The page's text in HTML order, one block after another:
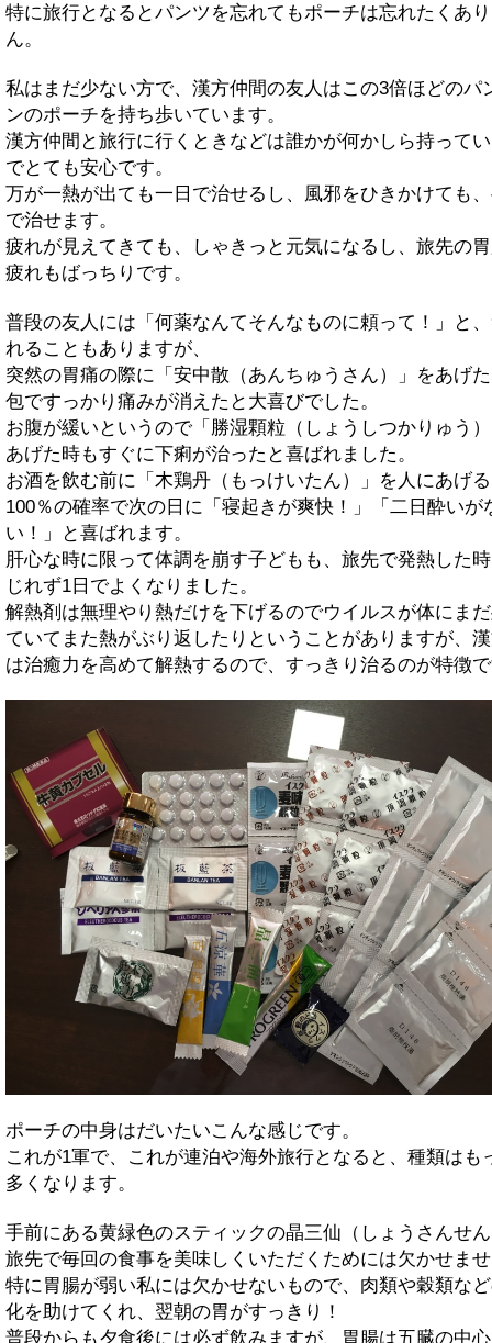
特に旅行となるとパンツを忘れてもポーチは忘れたくあ
ん。
私はまだ少ない方で、漢方仲間の友人はこの3倍ほどのパ
ンのポーチを持ち歩いています。
漢方仲間と旅行に行くときなどは誰かが何かしら持って
でとても安心です。
万が一熱が出ても一日で治せるし、風邪をひきかけても
で治せます。
疲れが見えてきても、しゃきっと元気になるし、旅先の
疲れもばっちりです。
普段の友人には「何薬なんてそんなものに頼って！」と
れることもありますが、
突然の胃痛の際に「安中散（あんちゅうさん）」をあげ
包ですっかり痛みが消えたと大喜びでした。
お腹が緩いというので「勝湿顆粒（しょうしつかりゅう
あげた時もすぐに下痢が治ったと喜ばれました。
お酒を飲む前に「木鶏丹（もっけいたん）」を人にあげ
100％の確率で次の日に「寝起きが爽快！」「二日酔いが
い！」と喜ばれます。
肝心な時に限って体調を崩す子どもも、旅先で発熱した
じれず1日でよくなりました。
解熱剤は無理やり熱だけを下げるのでウイルスが体にま
ていてまた熱がぶり返したりということがありますが、
は治癒力を高めて解熱するので、すっきり治るのが特徴
ポーチの中身はだいたいこんな感じです。
これが1軍で、これが連泊や海外旅行となると、種類はも
多くなります。
手前にある黄緑色のスティックの晶三仙（しょうさんせ
旅先で毎回の食事を美味しくいただくためには欠かせま
特に胃腸が弱い私には欠かせないもので、肉類や穀類な
化を助けてくれ、翌朝の胃がすっきり！
普段からも夕食後には必ず飲みますが、胃腸は五臓の中